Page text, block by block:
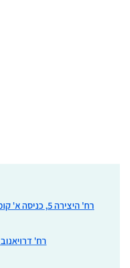
רח' היצירה 5, כניסה א' קומה 1 - רעננה
רח' דרויאנוב 5 - תל אביב